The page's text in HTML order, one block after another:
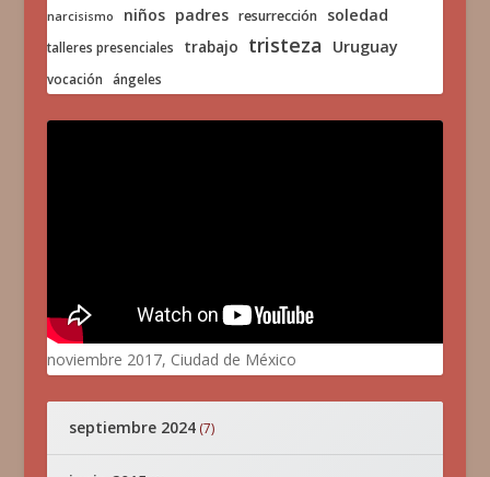
narcisismo niños padres resurrección soledad
talleres presenciales trabajo tristeza Uruguay
vocación ángeles
noviembre 2017, Ciudad de México
septiembre 2024(7)